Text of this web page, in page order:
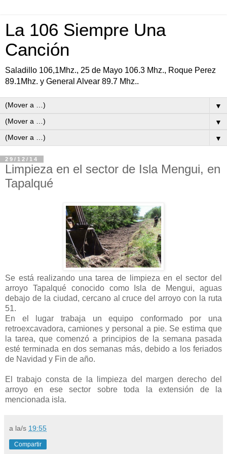
La 106 Siempre Una
Canción
Saladillo 106,1Mhz., 25 de Mayo 106.3 Mhz., Roque Perez
89.1Mhz. y General Alvear 89.7 Mhz..
▼
▼
▼
29/12/14
Limpieza en el sector de Isla Mengui, en
Tapalqué
Se está realizando una tarea de limpieza en el sector del
arroyo Tapalqué conocido como Isla de Mengui, aguas
debajo de la ciudad, cercano al cruce del arroyo con la ruta
51.
En el lugar trabaja un equipo conformado por una
retroexcavadora, camiones y personal a pie. Se estima que
la tarea, que comenzó a principios de la semana pasada
esté terminada en dos semanas más, debido a los feriados
de Navidad y Fin de año.
El trabajo consta de la limpieza del margen derecho del
arroyo en ese sector sobre toda la extensión de la
mencionada isla.
a la/s 19:55
Compartir